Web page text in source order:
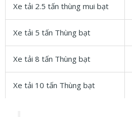
Xe tải 2.5 tấn thùng mui bạt
Xe tải 5 tấn Thùng bạt
Xe tải 8 tấn Thùng bạt
Xe tải 10 tấn Thùng bạt